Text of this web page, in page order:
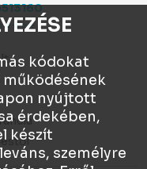
kódokat
működésének
nyújtott
érdekében,
készít
személyre